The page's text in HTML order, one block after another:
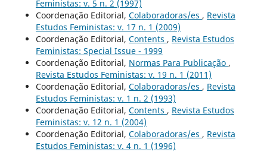
Feministas: v. 5 n. 2 (1997)
Coordenação Editorial, Colaboradoras/es , Revista
Estudos Feministas: v. 17 n. 1 (2009)
Coordenação Editorial, Contents , Revista Estudos
Feministas: Special Issue - 1999
Coordenação Editorial, Normas Para Publicação ,
Revista Estudos Feministas: v. 19 n. 1 (2011)
Coordenação Editorial, Colaboradoras/es , Revista
Estudos Feministas: v. 1 n. 2 (1993)
Coordenação Editorial, Contents , Revista Estudos
Feministas: v. 12 n. 1 (2004)
Coordenação Editorial, Colaboradoras/es , Revista
Estudos Feministas: v. 4 n. 1 (1996)